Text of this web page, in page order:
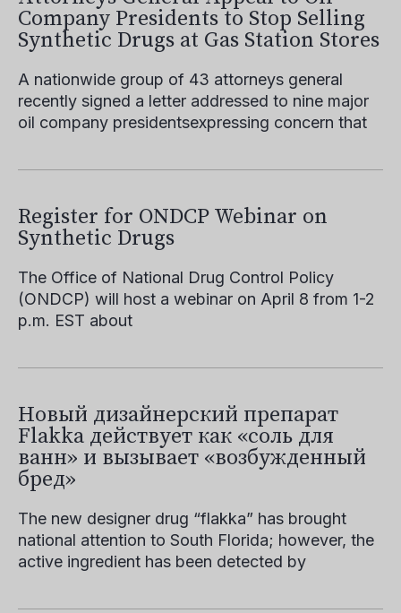
Company Presidents to Stop Selling
Synthetic Drugs at Gas Station Stores
A nationwide group of 43 attorneys general
recently signed a letter addressed to nine major
oil company presidentsexpressing concern that
Register for ONDCP Webinar on
Synthetic Drugs
The Office of National Drug Control Policy
(ONDCP) will host a webinar on April 8 from 1-2
p.m. EST about
Новый дизайнерский препарат
Flakka действует как «соль для
ванн» и вызывает «возбужденный
бред»
The new designer drug “flakka” has brought
national attention to South Florida; however, the
active ingredient has been detected by